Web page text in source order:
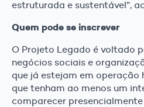
estruturada e sustentável”,
Quem pode se inscrever
O Projeto Legado é voltado
negócios sociais e
que já estejam em operação
que tenham ao menos um
comparecer